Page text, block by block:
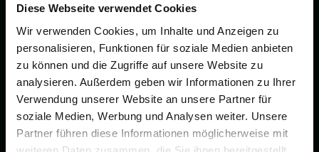
Diese Webseite verwendet Cookies
Wir verwenden Cookies, um Inhalte und Anzeigen zu
personalisieren, Funktionen für soziale Medien anbieten
zu können und die Zugriffe auf unsere Website zu
analysieren. Außerdem geben wir Informationen zu Ihrer
Verwendung unserer Website an unsere Partner für
soziale Medien, Werbung und Analysen weiter. Unsere
Partner führen diese Informationen möglicherweise mit
weiteren Daten zusammen, die Sie ihnen bereitgestellt
Vorsorge.
Jetzt beraten lassen
FÜR SIE
Vergleich
FÜR BESTATTER
Online-Portal